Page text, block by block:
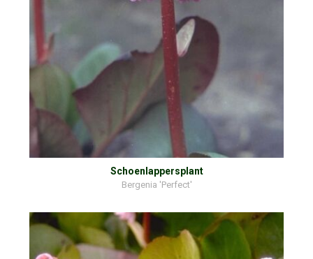
Schoenlappersplant
Bergenia 'Perfect'